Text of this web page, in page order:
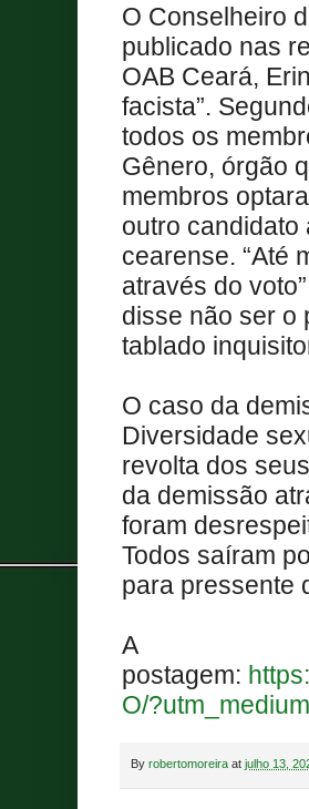
O Conselheiro
publicado nas
OAB Ceará,
facista”.
todos os
Gênero, órgão
membros
outro candidato
cearense. “Até
através do
disse não ser o
tablado
O caso da
Diversidade
revolta dos
da demissão
foram
Todos saíram
para pressente
A
postagem:
O/
By robertomoreira at julho 13,